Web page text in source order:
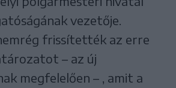
vezetője.
frissítették az erre
– az új
megfelelően – , amit a